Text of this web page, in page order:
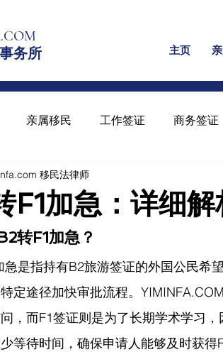
务所
主页
亲属移民 工作签证 商务签证
少年绿卡 保释
F1加急：详细
移民法律师
转F1加急？
急是指持有B2旅游签证的外国公民希
定途径加快审批流程。
，而F1签证则是为了长期学术学习
等待时间，确保申请人能够及时获得